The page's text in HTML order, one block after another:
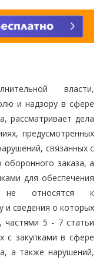
власти,
и надзору в сфере
рассматривает дела
предусмотренных
связанных с
оборонного заказа, а
для обеспечения
не относятся к
и сведения о которых
частями 5 - 7 статьи
с закупками в сфере
а также нарушений,